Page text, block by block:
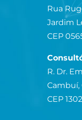
Rua
Jardim
CEP
R. Dr.
Cambuí,
CEP